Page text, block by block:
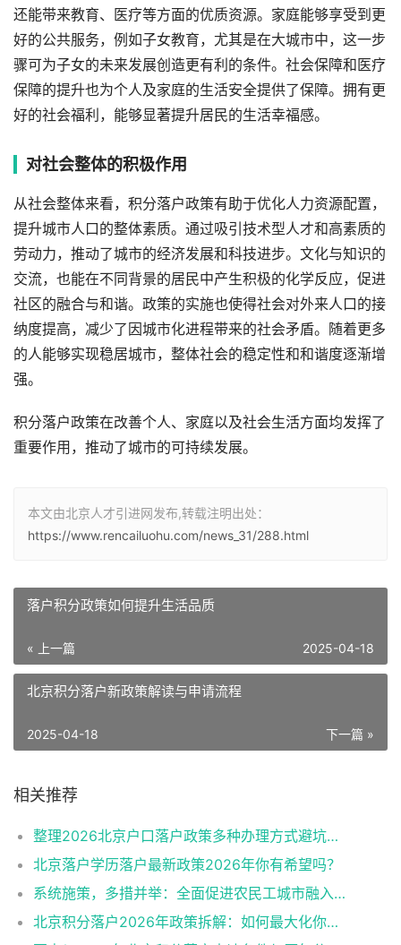
还能带来教育、医疗等方面的优质资源。家庭能够享受到更
好的公共服务，例如子女教育，尤其是在大城市中，这一步
骤可为子女的未来发展创造更有利的条件。社会保障和医疗
保障的提升也为个人及家庭的生活安全提供了保障。拥有更
好的社会福利，能够显著提升居民的生活幸福感。
对社会整体的积极作用
从社会整体来看，积分落户政策有助于优化人力资源配置，
提升城市人口的整体素质。通过吸引技术型人才和高素质的
劳动力，推动了城市的经济发展和科技进步。文化与知识的
交流，也能在不同背景的居民中产生积极的化学反应，促进
社区的融合与和谐。政策的实施也使得社会对外来人口的接
纳度提高，减少了因城市化进程带来的社会矛盾。随着更多
的人能够实现稳居城市，整体社会的稳定性和和谐度逐渐增
强。
积分落户政策在改善个人、家庭以及社会生活方面均发挥了
重要作用，推动了城市的可持续发展。
本文由北京人才引进网发布,转载注明出处：
https://www.rencailuohu.com/news_31/288.html
落户积分政策如何提升生活品质
« 上一篇 2025-04-18
北京积分落户新政策解读与申请流程
下一篇 »
2025-04-18
相关推荐
整理2026北京户口落户政策多种办理方式避坑指南
北京落户学历落户最新政策2026年你有希望吗？
系统施策，多措并举：全面促进农民工城市融入与社会融合
北京积分落户2026年政策拆解：如何最大化你的积分？